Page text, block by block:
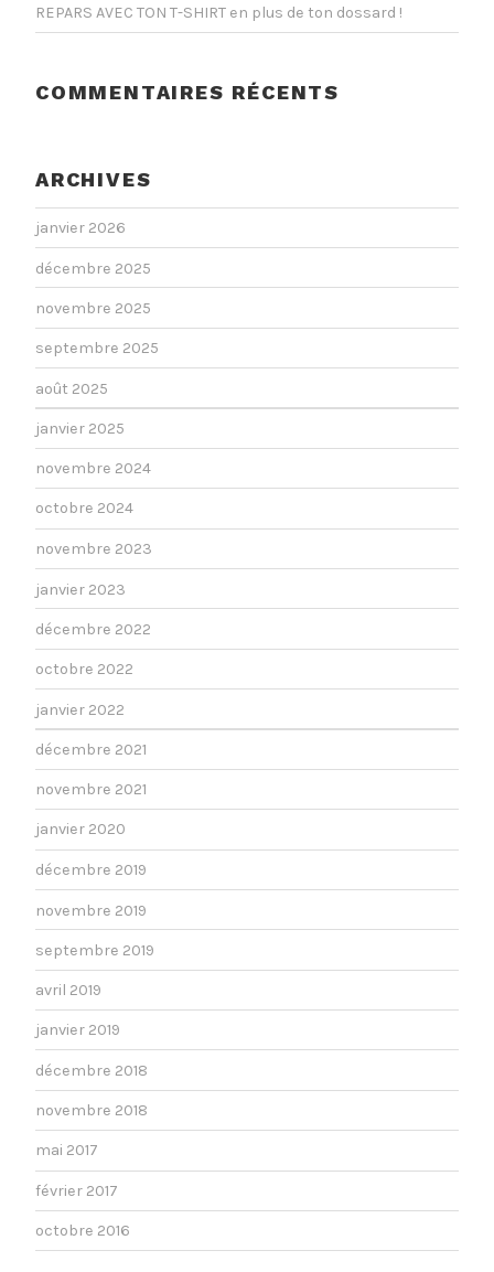
REPARS AVEC TON T-SHIRT en plus de ton dossard !
COMMENTAIRES RÉCENTS
ARCHIVES
janvier 2026
décembre 2025
novembre 2025
septembre 2025
août 2025
janvier 2025
novembre 2024
octobre 2024
novembre 2023
janvier 2023
décembre 2022
octobre 2022
janvier 2022
décembre 2021
novembre 2021
janvier 2020
décembre 2019
novembre 2019
septembre 2019
avril 2019
janvier 2019
décembre 2018
novembre 2018
mai 2017
février 2017
octobre 2016